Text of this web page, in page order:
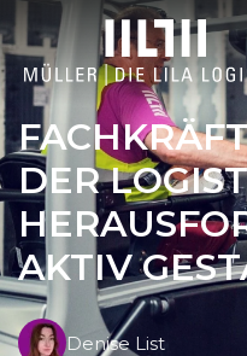
DER
AKTIV
Denise List